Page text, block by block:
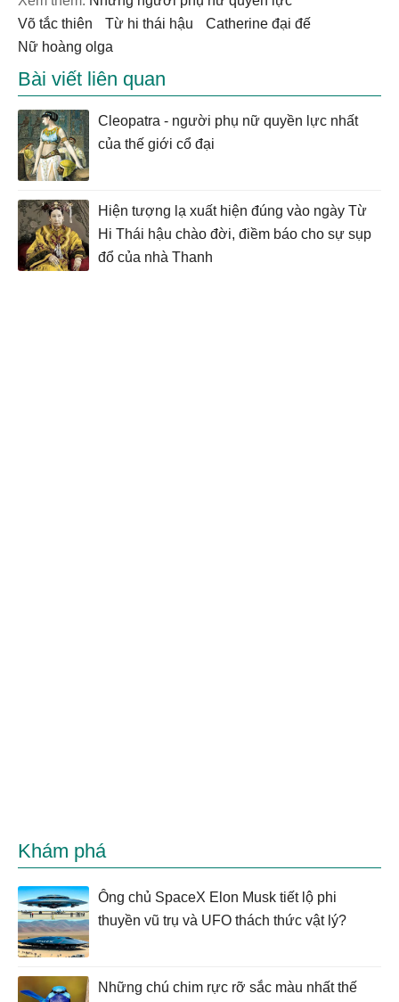
võ tắc thiên
từ hi thái hậu
catherine đại đế
nữ hoàng olga
Bài viết liên quan
Cleopatra - người phụ nữ quyền lực nhất
của thế giới cổ đại
Hiện tượng lạ xuất hiện đúng vào ngày Từ
Hi Thái hậu chào đời, điềm báo cho sự sụp
đổ của nhà Thanh
Khám phá
Ông chủ SpaceX Elon Musk tiết lộ phi
thuyền vũ trụ và UFO thách thức vật lý?
Những chú chim rực rỡ sắc màu nhất thế